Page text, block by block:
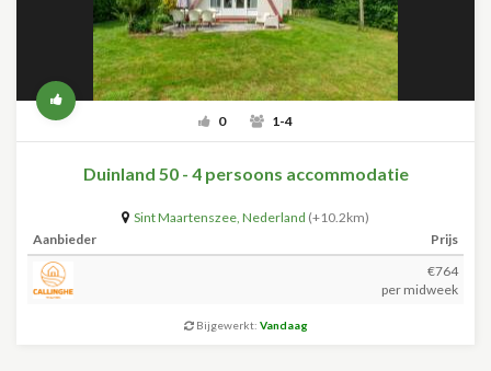
0 1-4
Duinland 50 - 4 persoons accommodatie
Sint Maartenszee, Nederland (+10.2km)
Aanbieder
Prijs
€764
per midweek
Bijgewerkt: Vandaag